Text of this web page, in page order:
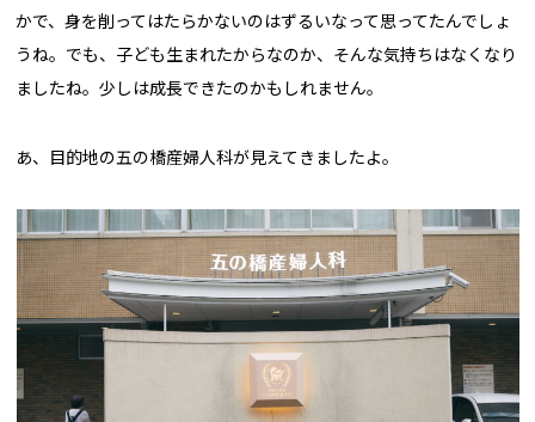
かで、身を削ってはたらかないのはずるいなって思ってたんでしょ
うね。でも、子ども生まれたからなのか、そんな気持ちはなくなり
ましたね。少しは成長できたのかもしれません。
あ、目的地の五の橋産婦人科が見えてきましたよ。